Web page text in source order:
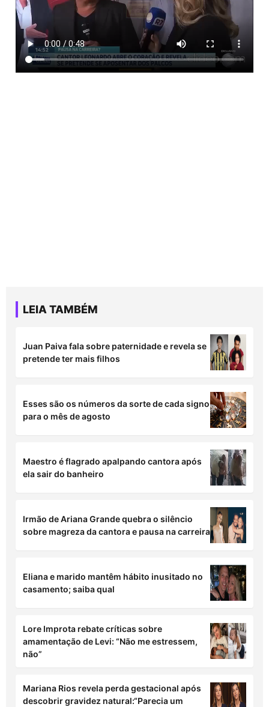
LEIA TAMBÉM
Juan Paiva fala sobre paternidade e revela se
pretende ter mais filhos
Esses são os números da sorte de cada signo
para o mês de agosto
Maestro é flagrado apalpando cantora após
ela sair do banheiro
Irmão de Ariana Grande quebra o silêncio
sobre magreza da cantora e pausa na carreira
Eliana e marido mantêm hábito inusitado no
casamento; saiba qual
Lore Improta rebate críticas sobre
amamentação de Levi: “Não me estressem,
não”
Mariana Rios revela perda gestacional após
descobrir gravidez natural:“Parecia um